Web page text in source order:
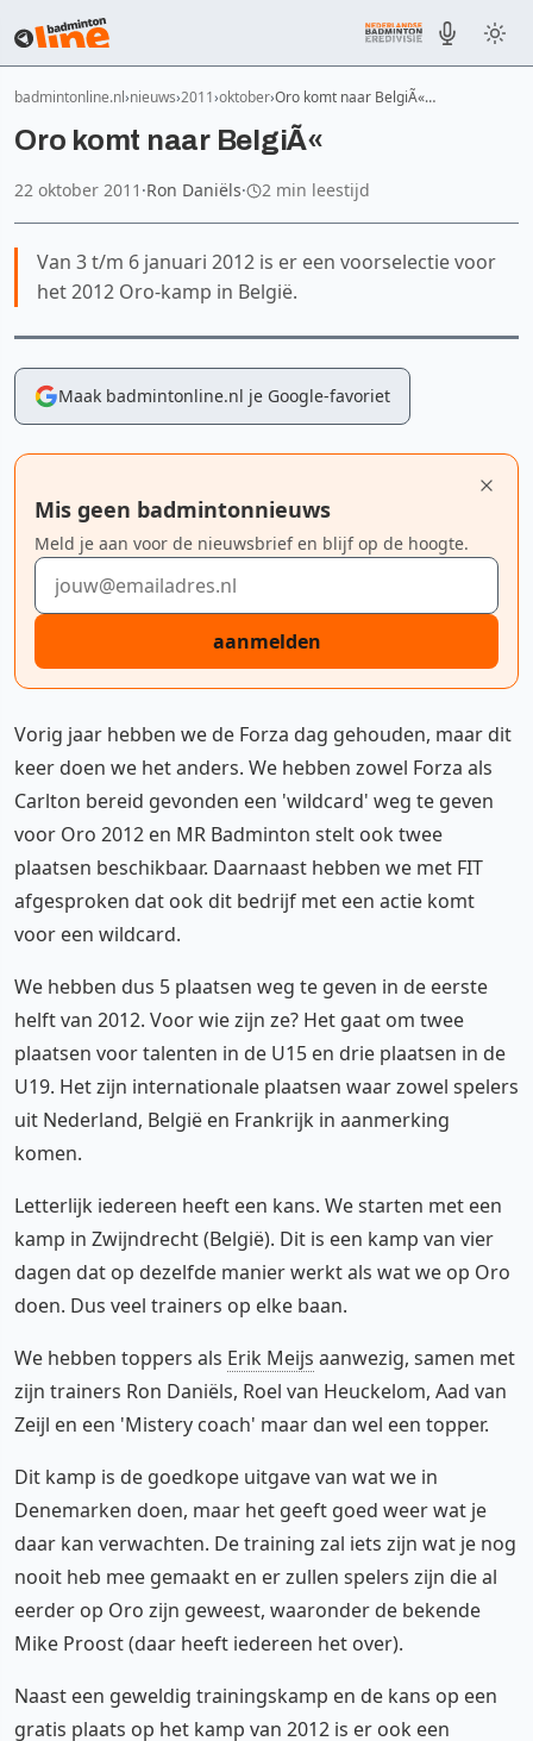
badmintonline.nl nieuws 2011 oktober Oro komt naar BelgiÃ«…
Oro komt naar BelgiÃ«
22 oktober 2011 ·Ron Daniëls· 2 min leestijd
Van 3 t/m 6 januari 2012 is er een voorselectie voor
het 2012 Oro-kamp in België.
Maak badmintonline.nl je Google-favoriet
Mis geen badmintonnieuws
Meld je aan voor de nieuwsbrief en blijf op de hoogte.
E-mailadres
aanmelden
Vorig jaar hebben we de Forza dag gehouden, maar dit
keer doen we het anders. We hebben zowel Forza als
Carlton bereid gevonden een 'wildcard' weg te geven
voor Oro 2012 en MR Badminton stelt ook twee
plaatsen beschikbaar. Daarnaast hebben we met FIT
afgesproken dat ook dit bedrijf met een actie komt
voor een wildcard.
We hebben dus 5 plaatsen weg te geven in de eerste
helft van 2012. Voor wie zijn ze? Het gaat om twee
plaatsen voor talenten in de U15 en drie plaatsen in de
U19. Het zijn internationale plaatsen waar zowel spelers
uit Nederland, België en Frankrijk in aanmerking
komen.
Letterlijk iedereen heeft een kans. We starten met een
kamp in Zwijndrecht (België). Dit is een kamp van vier
dagen dat op dezelfde manier werkt als wat we op Oro
doen. Dus veel trainers op elke baan.
We hebben toppers als Erik Meijs aanwezig, samen met
zijn trainers Ron Daniëls, Roel van Heuckelom, Aad van
Zeijl en een 'Mistery coach' maar dan wel een topper.
Dit kamp is de goedkope uitgave van wat we in
Denemarken doen, maar het geeft goed weer wat je
daar kan verwachten. De training zal iets zijn wat je nog
nooit heb mee gemaakt en er zullen spelers zijn die al
eerder op Oro zijn geweest, waaronder de bekende
Mike Proost (daar heeft iedereen het over).
Naast een geweldig trainingskamp en de kans op een
gratis plaats op het kamp van 2012 is er ook een